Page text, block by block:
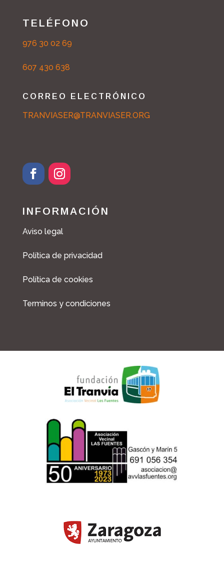
TELÉFONO
976 30 02 69
607 430 638
CORREO ELECTRÓNICO
TRANVIASER@TRANVIASER.ORG
INFORMACIÓN
Aviso legal
Política de privacidad
Política de cookies
Terminos y condiciones